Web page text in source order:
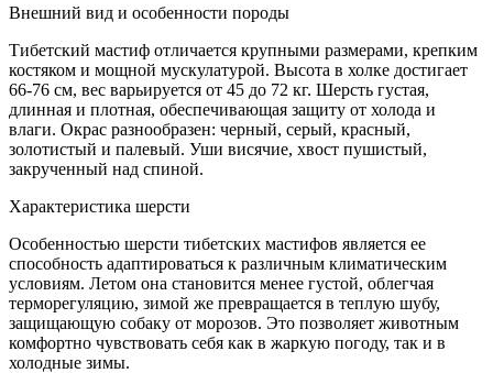
Внешний вид и особенности породы
Тибетский мастиф отличается крупными размерами, крепким
костяком и мощной мускулатурой. Высота в холке достигает
66-76 см, вес варьируется от 45 до 72 кг. Шерсть густая,
длинная и плотная, обеспечивающая защиту от холода и
влаги. Окрас разнообразен: черный, серый, красный,
золотистый и палевый. Уши висячие, хвост пушистый,
закрученный над спиной.
Характеристика шерсти
Особенностью шерсти тибетских мастифов является ее
способность адаптироваться к различным климатическим
условиям. Летом она становится менее густой, облегчая
терморегуляцию, зимой же превращается в теплую шубу,
защищающую собаку от морозов. Это позволяет животным
комфортно чувствовать себя как в жаркую погоду, так и в
холодные зимы.